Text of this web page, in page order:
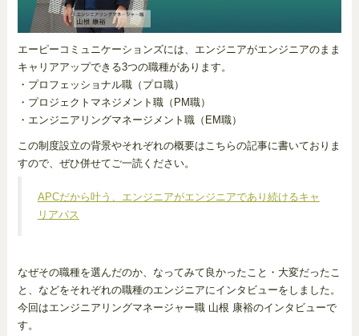
エーピーコミュニケーションズには、エンジニアがエンジニアのまま
キャリアアップできる3つの職種があります。
・プロフェッショナル職（プロ職）
・プロジェクトマネジメント職（PM職）
・エンジニアリングマネージメント職（EM職）
この制度設立の背景やそれぞれの概要はこちらの記事に書いておりま
すので、ぜひ併せてご一読ください。
APCだから叶う、エンジニアがエンジニアであり続けるキャ
リアパス
なぜその職種を選んだのか、なってみて良かったこと・大変だったこ
と、などをそれぞれの職種のエンジニアにインタビューをしました。
今回はエンジニアリングマネージャー職 山根 康裕のインタビューで
す。